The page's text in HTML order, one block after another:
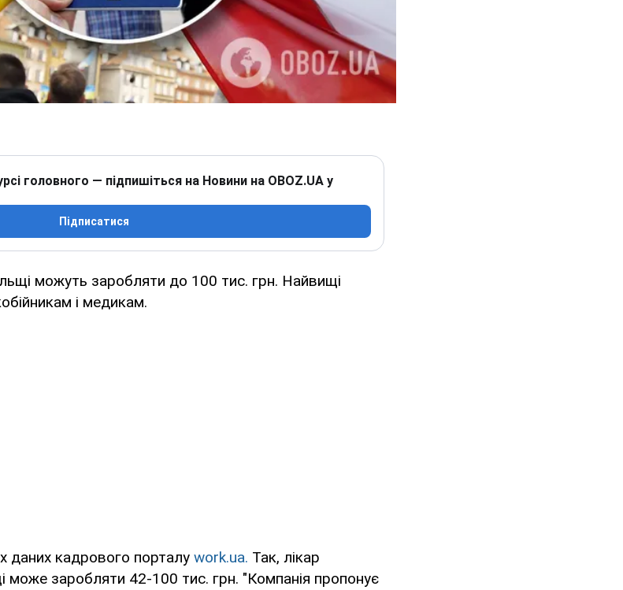
головного — підпишіться на Новини на OBOZ.UA у
Підписатися
можуть заробляти до 100 тис. грн. Найвищі
і медикам.
даних кадрового порталу work.ua. Так, лікар
може заробляти 42-100 тис. грн. "Компанія пропонує